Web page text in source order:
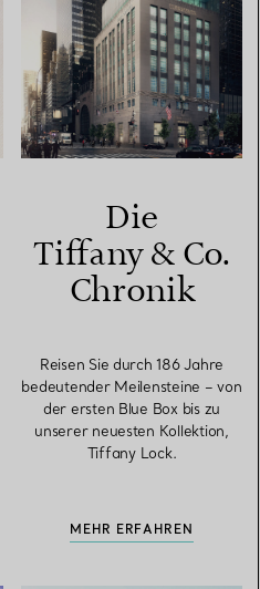
Die
Tiffany & Co.
Chronik
Reisen Sie durch 186 Jahre
bedeutender Meilensteine – von
der ersten Blue Box bis zu
unserer neuesten Kollektion,
Tiffany Lock.
MEHR ERFAHREN